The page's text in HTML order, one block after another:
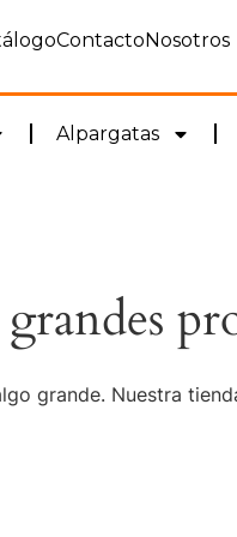
ContactoNosotros
Alpargatas
grande. Nuestra